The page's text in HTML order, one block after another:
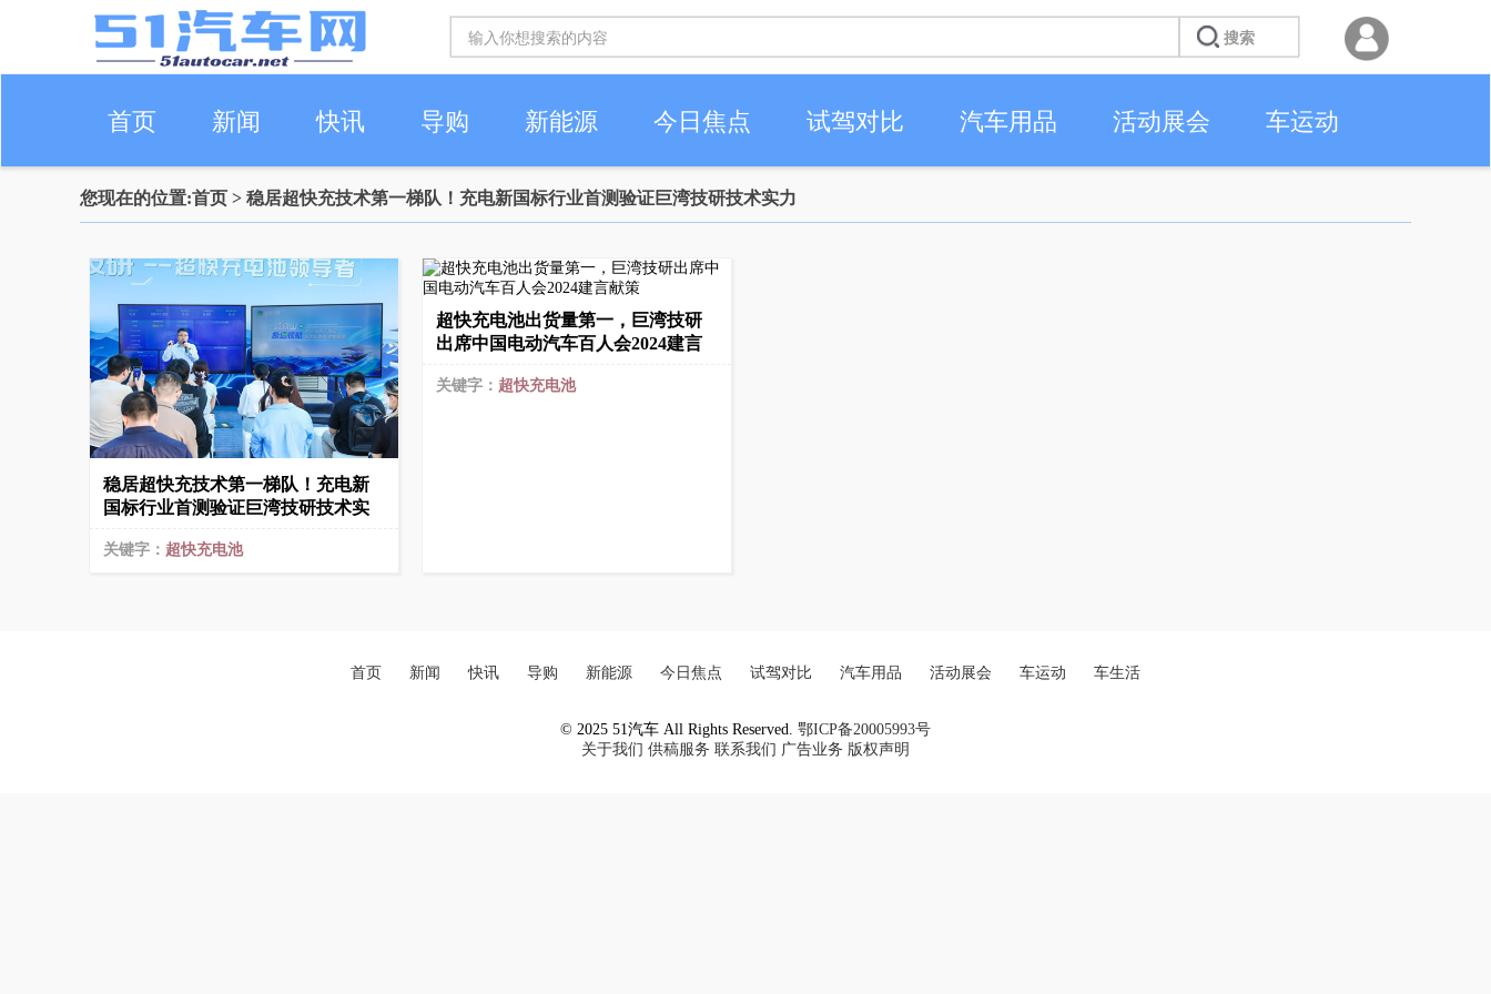
首页 新闻 快讯 导购 新能源 今日焦点 试驾对比 汽车用品 活动展会 车运动
车生活
您现在的位置:首页 > 稳居超快充技术第一梯队！充电新国标行业首测验证巨湾技研技术实力
稳居超快充技术第一梯队！充电新
国标行业首测验证巨湾技研技术实
关键字： 超快充电池
超快充电池出货量第一，巨湾技研
出席中国电动汽车百人会2024建言
关键字： 超快充电池
首页 新闻 快讯 导购 新能源 今日焦点 试驾对比 汽车用品 活动展会 车运动 车生活
© 2025 51汽车 All Rights Reserved. 鄂ICP备20005993号
关于我们 供稿服务 联系我们 广告业务 版权声明